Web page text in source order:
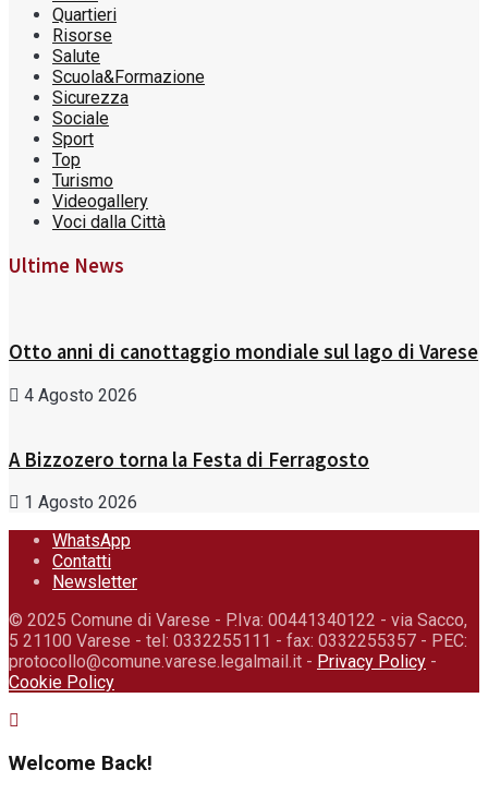
Quartieri
Risorse
Salute
Scuola&Formazione
Sicurezza
Sociale
Sport
Top
Turismo
Videogallery
Voci dalla Città
Ultime News
Otto anni di canottaggio mondiale sul lago di Varese
4 Agosto 2026
A Bizzozero torna la Festa di Ferragosto
1 Agosto 2026
WhatsApp
Contatti
Newsletter
© 2025 Comune di Varese - P.Iva: 00441340122 - via Sacco,
5 21100 Varese - tel: 0332255111 - fax: 0332255357 - PEC:
protocollo@comune.varese.legalmail.it - Privacy Policy -
Cookie Policy
Welcome Back!